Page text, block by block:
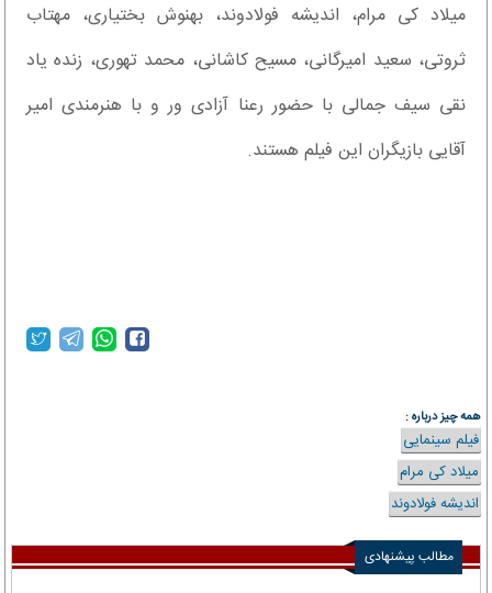
میلاد کی مرام، اندیشه فولادوند، بهنوش بختیاری، مهتاب
ثروتی، سعید امیرگانی، مسیح کاشانی، محمد تهوری، زنده یاد
نقی سیف جمالی با حضور رعنا آزادی ور و با هنرمندی امیر
آقایی بازیگران این فیلم هستند.
همه چیز درباره :
فیلم سینمایی
میلاد کی مرام
اندیشه فولادوند
مطالب پیشنهادی